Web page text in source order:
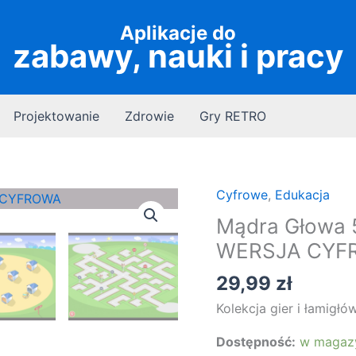
Aplikacje do
zabawy, nauki i pracy
Projektowanie Zdrowie Gry RETRO
Cyfrowe, Edukacja
Mądra Głowa
WERSJA
29,99 zł
Kolekcja gier i
Dostępność: w